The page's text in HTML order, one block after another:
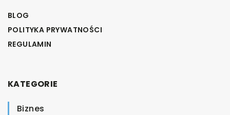
BLOG
POLITYKA PRYWATNOŚCI
REGULAMIN
KATEGORIE
Biznes